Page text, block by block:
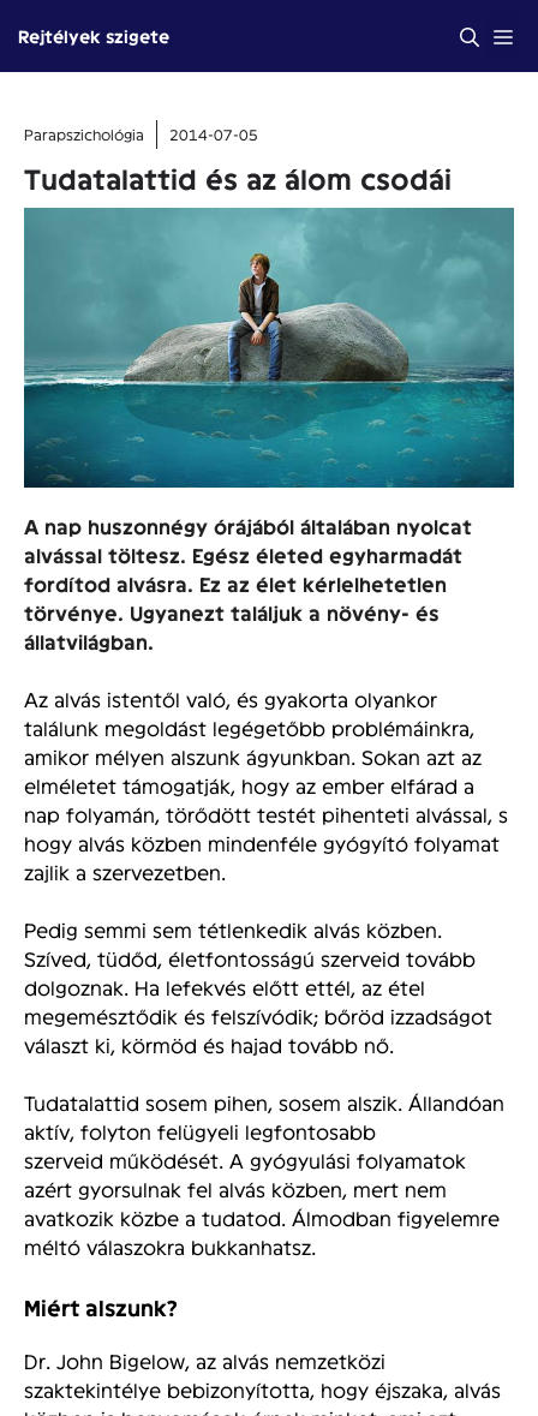
tartalomba
Rejtélyek szigete
Parapszichológia 2014-07-05
Tudatalattid és az álom csodái
A nap huszonnégy órájából általában nyolcat
alvással töltesz. Egész életed egyharmadát
fordítod alvásra. Ez az élet kérlelhetetlen
törvénye. Ugyanezt találjuk a növény- és
állatvilágban.
Az alvás istentől való, és gyakorta olyankor
találunk megoldást legégetőbb problémáinkra,
amikor mélyen alszunk ágyunkban. Sokan azt az
elméletet támogatják, hogy az ember elfárad a
nap folyamán, törődött testét pihenteti alvással, s
hogy alvás közben mindenféle gyógyító folyamat
zajlik a szervezetben.
Pedig semmi sem tétlenkedik alvás közben.
Szíved, tüdőd, életfontosságú szerveid tovább
dolgoznak. Ha lefekvés előtt ettél, az étel
megemésztődik és felszívódik; bőröd izzadságot
választ ki, körmöd és hajad tovább nő.
Tudatalattid sosem pihen, sosem alszik. Állandóan
aktív, folyton felügyeli legfontosabb
szerveid működését. A gyógyulási folyamatok
azért gyorsulnak fel alvás közben, mert nem
avatkozik közbe a tudatod. Álmodban figyelemre
méltó válaszokra bukkanhatsz.
Miért alszunk?
Dr. John Bigelow, az alvás nemzetközi
szaktekintélye bebizonyította, hogy éjszaka, alvás